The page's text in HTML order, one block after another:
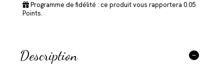
Programme de fidélité : ce produit vous rapportera 0.05
Points.
Description